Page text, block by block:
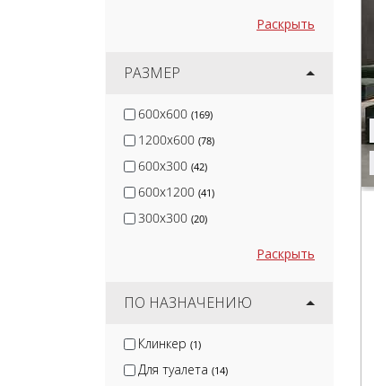
Раскрыть
РАЗМЕР
600x600 (169)
1200x600 (78)
600x300 (42)
600x1200 (41)
300x300 (20)
Раскрыть
ПО НАЗНАЧЕНИЮ
Клинкер (1)
Для туалета (14)